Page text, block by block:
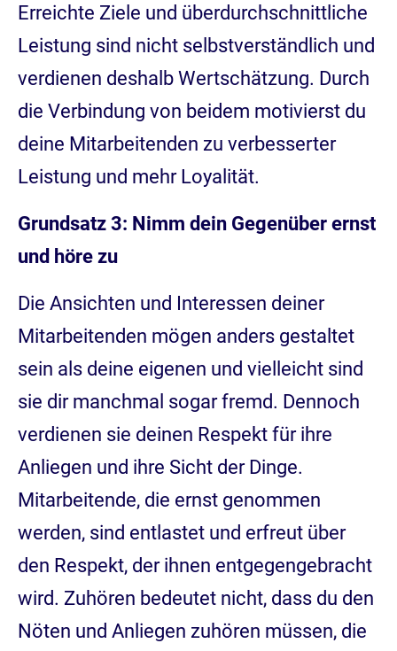
Erreichte Ziele und überdurchschnittliche
Leistung sind nicht selbstverständlich und
verdienen deshalb Wertschätzung. Durch
die Verbindung von beidem motivierst du
deine Mitarbeitenden zu verbesserter
Leistung und mehr Loyalität.
Grundsatz 3: Nimm dein Gegenüber ernst
und höre zu
Die Ansichten und Interessen deiner
Mitarbeitenden mögen anders gestaltet
sein als deine eigenen und vielleicht sind
sie dir manchmal sogar fremd. Dennoch
verdienen sie deinen Respekt für ihre
Anliegen und ihre Sicht der Dinge.
Mitarbeitende, die ernst genommen
werden, sind entlastet und erfreut über
den Respekt, der ihnen entgegengebracht
wird. Zuhören bedeutet nicht, dass du den
Nöten und Anliegen zuhören müssen, die